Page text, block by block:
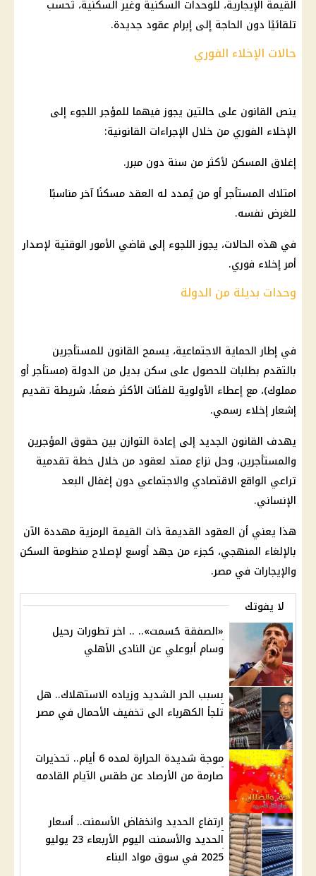
القيمة الإيجارية، للوحدات السكنية وغير السكنية، تُحسب
تلقائيًا دون الحاجة إلى إبرام عقود جديدة.
حالات الإخلاء الفوري
ينص القانون على حالتين يجوز فيهما للمؤجر اللجوء إلى
الإخلاء الفوري من خلال الإجراءات القانونية:
إغلاق المسكن لأكثر من سنة دون مبرر.
امتلاك المستأجر أو من يُمدد له العقد مسكنًا آخر مناسبًا
للغرض نفسه.
في هذه الحالات، يجوز اللجوء إلى قاضي الأمور الوقتية لإصدار
أمر إخلاء فوري.
وحدات بديلة من الدولة
في إطار الحماية الاجتماعية، يسمح القانون للمستأجرين
بالتقدم بطلبات للحصول على سكن بديل من الدولة (مستأجر أو
مملوك)، مع إعطاء الأولوية للفئات الأكثر ضعفًا، شريطة تقديم
إشعار إخلاء رسمي.
يهدف القانون الجديد إلى إعادة التوازن بين حقوق المؤجرين
والمستأجرين، وحل نزاع ممتد لعقود من خلال خطة تقدمية
تراعي الواقع الاقتصادي والاجتماعي دون إغفال البعد
الإنساني.
هذا يعني أن العقود القديمة ذات القيمة الرمزية مهددة الآن
بالإلغاء المنهجي، كجزء من جهد أوسع لإصلاح منظومة السكن
والإيجارات في مصر.
لا يفوتك
«الصفقة حُسمت».. .. اخر تطورات رحيل
وسام أبوعلي عن النادى الأهلي
بسبب الحر الشديد وزياده الاستهلاك.. هل
تلجأ الكهرباء الى تخفيف الأحمال في مصر
موجة شديدة الحرارة لمده 6 أيام.. تحذيرات
صارمة من الأرصاد عن طقس الآيام القادمه
ارتفاع الحديد وانخفاض الأسمنت.. أسعار
الحديد والأسمنت اليوم الأربعاء 23 يوليو
2025 في سوق مواد البناء